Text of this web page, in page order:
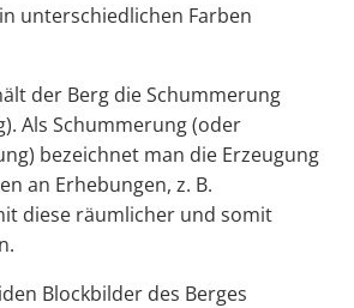
unterschiedlichen Farben
der Berg die Schummerung
Als Schummerung (oder
bezeichnet man die Erzeugung
an Erhebungen, z. B.
diese räumlicher und somit
Blockbilder des Berges